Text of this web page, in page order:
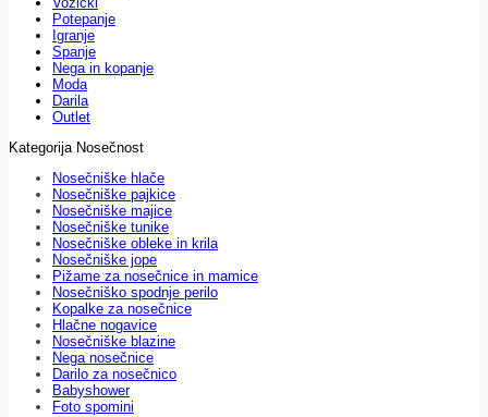
Potepanje
Igranje
Spanje
Nega in kopanje
Moda
Darila
Outlet
Kategorija Nosečnost
Nosečniške hlače
Nosečniške pajkice
Nosečniške majice
Nosečniške tunike
Nosečniške obleke in krila
Nosečniške jope
Pižame za nosečnice in mamice
Nosečniško spodnje perilo
Kopalke za nosečnice
Hlačne nogavice
Nosečniške blazine
Nega nosečnice
Darilo za nosečnico
Babyshower
Foto spomini